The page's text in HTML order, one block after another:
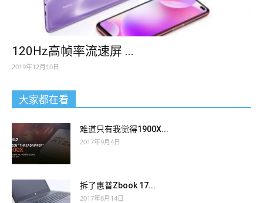
120Hz高帧率流速屏 ...
2019年12月10日
大家都在看
难道只有我觉得1900X...
2017年9月4日
拆了惠普Zbook 17...
2017年8月14日